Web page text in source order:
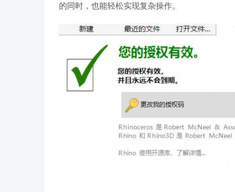
的同时，也能轻松实现复杂操作。